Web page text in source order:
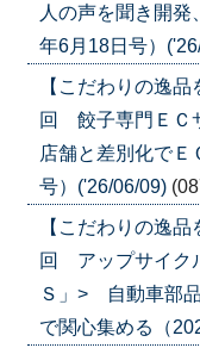
人の声を聞き開
年6月18日号）
【こだわりの逸
回 餃子専門ＥＣ
店舗と差別化でＥ
号）('26/06/09)
【こだわりの逸
回 アップサイク
Ｓ」> 自動車部
で関心集める（